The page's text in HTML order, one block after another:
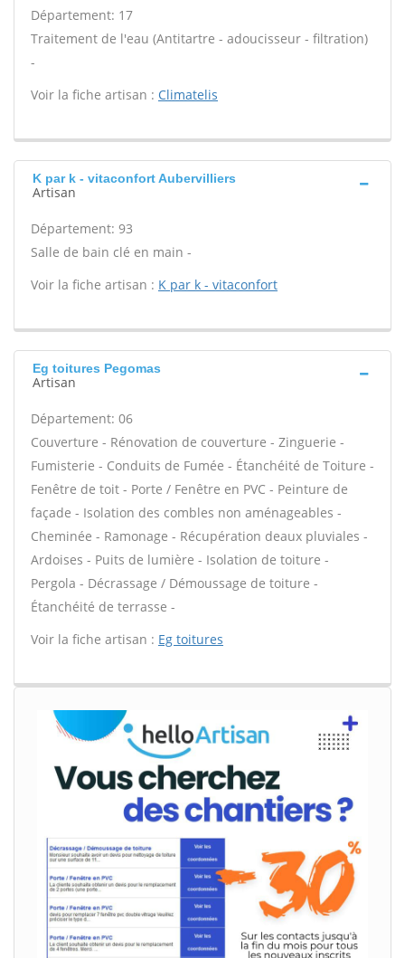
Département: 17
Traitement de l'eau (Antitartre - adoucisseur - filtration)
-
Voir la fiche artisan : Climatelis
K par k - vitaconfort Aubervilliers
Artisan
Département: 93
Salle de bain clé en main -
Voir la fiche artisan : K par k - vitaconfort
Eg toitures Pegomas
Artisan
Département: 06
Couverture - Rénovation de couverture - Zinguerie -
Fumisterie - Conduits de Fumée - Étanchéité de Toiture -
Fenêtre de toit - Porte / Fenêtre en PVC - Peinture de
façade - Isolation des combles non aménageables -
Cheminée - Ramonage - Récupération deaux pluviales -
Ardoises - Puits de lumière - Isolation de toiture -
Pergola - Décrassage / Démoussage de toiture -
Étanchéité de terrasse -
Voir la fiche artisan : Eg toitures